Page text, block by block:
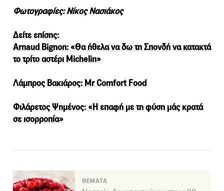
Φωτογραφίες: Νίκος Νασιάκος
Δείτε επίσης:
Arnaud Bignon: «Θα ήθελα να δω τη Σπονδή να κατακτά
το τρίτο αστέρι Michelin»
Λάμπρος Βακιάρος: Mr Comfort Food
Φιλάρετος Ψημένος: «Η επαφή με τη φύση μάς κρατά
σε ισορροπία»
ΘΕΜΑΤΑ